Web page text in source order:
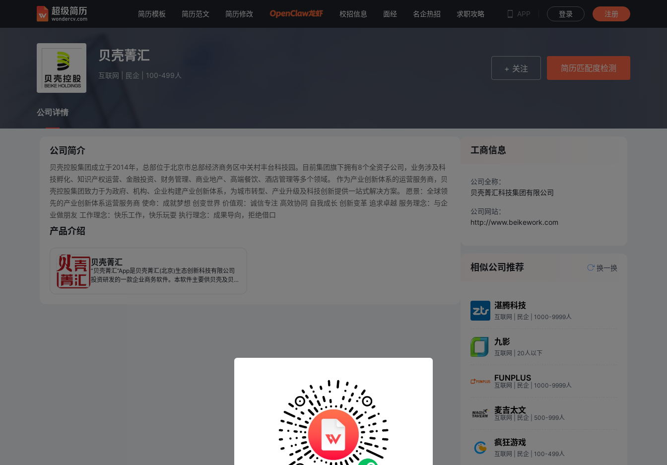
简历模板 简历范文 简历修改 校招信息 面经 名企热招 求职攻略 APP 登录 注册
贝壳菁汇
公司详情 贝壳菁汇
互联网 民企 100-499人
+ 关注 简历匹配度检测
公司详情
公司简介
贝壳控股集团成立于2014年，总部位于北京市总部经济商务区中关村丰台科技园。目前集团旗下拥有8个全资子公司，业务涉及科
技孵化、知识产权运营、金融投资、财务管理、商业地产、高端餐饮、酒店管理等多个领域。 作为产业创新体系的运营服务商，贝
壳控股集团致力于为政府、机构、企业构建产业创新体系，为城市转型、产业升级及科技创新提供一站式解决方案。 愿景：全球领
先的产业创新体系运营服务商 使命：成就梦想 创变世界 价值观：诚信专注 高效协同 自我成长 创新变革 追求卓越 服务理念：与企
业做朋友 工作理念：快乐工作，快乐玩耍 执行理念：成果导向，拒绝借口
产品介绍
贝壳菁汇
“贝壳菁汇”App是贝壳菁汇(北京)生态创新科技有限公司
投资研发的一款企业商务软件。本软件主要供贝壳及贝壳
工商信息
公司全称：
贝壳菁汇科技集团有限公司
公司网站：
http://www.beikework.com
相似公司推荐 换一换
湛腾科技
互联网 | 民企 | 1000-9999人
九影
互联网 | 20人以下
FUNPLUS
互联网 | 民企 | 1000-9999人
麦吉太文
互联网 | 民企 | 500-999人
疯狂游戏
互联网 | 民企 | 100-499人